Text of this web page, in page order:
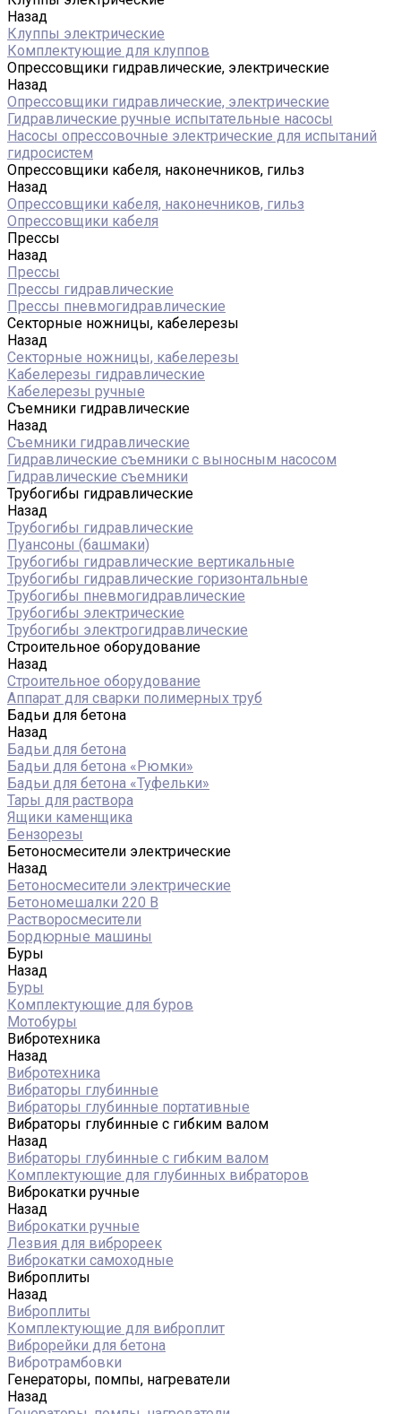
Назад
Клуппы электрические
Комплектующие для клуппов
Опрессовщики гидравлические, электрические
Назад
Опрессовщики гидравлические, электрические
Гидравлические ручные испытательные насосы
Насосы опрессовочные электрические для испытаний
гидросистем
Опрессовщики кабеля, наконечников, гильз
Назад
Опрессовщики кабеля, наконечников, гильз
Опрессовщики кабеля
Прессы
Назад
Прессы
Прессы гидравлические
Прессы пневмогидравлические
Секторные ножницы, кабелерезы
Назад
Секторные ножницы, кабелерезы
Кабелерезы гидравлические
Кабелерезы ручные
Съемники гидравлические
Назад
Съемники гидравлические
Гидравлические cъемники с выносным насосом
Гидравлические съемники
Трубогибы гидравлические
Назад
Трубогибы гидравлические
Пуансоны (башмаки)
Трубогибы гидравлические вертикальные
Трубогибы гидравлические горизонтальные
Трубогибы пневмогидравлические
Трубогибы электрические
Трубогибы электрогидравлические
Строительное оборудование
Назад
Строительное оборудование
Аппарат для сварки полимерных труб
Бадьи для бетона
Назад
Бадьи для бетона
Бадьи для бетона «Рюмки»
Бадьи для бетона «Туфельки»
Тары для раствора
Ящики каменщика
Бензорезы
Бетоносмесители электрические
Назад
Бетоносмесители электрические
Бетономешалки 220 В
Растворосмесители
Бордюрные машины
Буры
Назад
Буры
Комплектующие для буров
Мотобуры
Вибротехника
Назад
Вибротехника
Вибраторы глубинные
Вибраторы глубинные портативные
Вибраторы глубинные с гибким валом
Назад
Вибраторы глубинные с гибким валом
Комплектующие для глубинных вибраторов
Виброкатки ручные
Назад
Виброкатки ручные
Лезвия для виброреек
Виброкатки самоходные
Виброплиты
Назад
Виброплиты
Комплектующие для виброплит
Виброрейки для бетона
Вибротрамбовки
Генераторы, помпы, нагреватели
Назад